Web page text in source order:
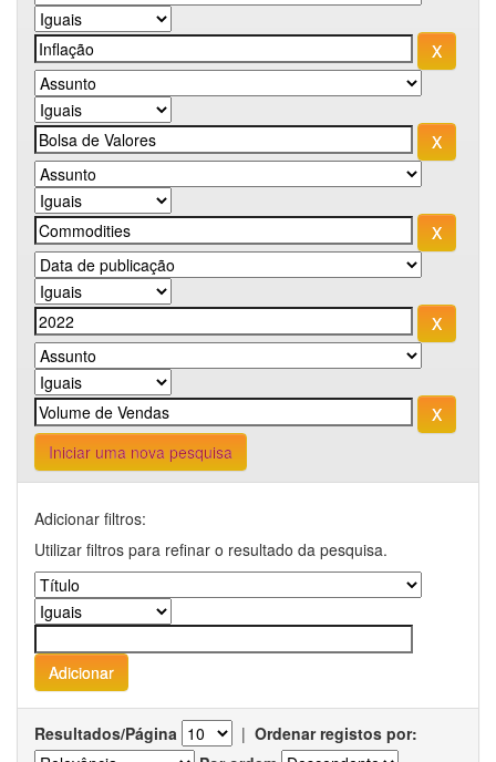
Iniciar uma nova pesquisa
Adicionar filtros:
Utilizar filtros para refinar o resultado da pesquisa.
Resultados/Página | Ordenar registos por: